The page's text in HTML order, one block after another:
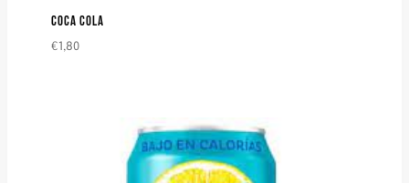
COCA COLA
€1,80